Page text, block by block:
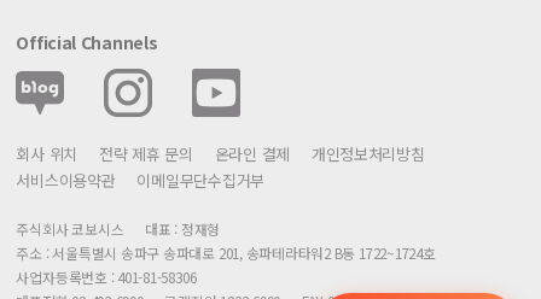
Official Channels
회사 위치 전략 제휴 문의 온라인 결제
개인정보처리방침
서비스이용약관
이메일무단수집거부
주식회사 코보시스
대표 : 정재형
주소 : 서울특별시 송파구 송파대로 201, 송파테라타워2 B동 1722~1724호
사업자등록번호 : 401-81-58306